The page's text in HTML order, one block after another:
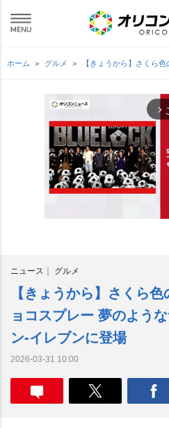
ホーム グルメ 【きょうから】さくら
arrow_forward_ios
ニュース グルメ
【きょうから】さくら
ョコスプレー 夢のよう
ン‐イレブンに登場
2026-03-31 10:00